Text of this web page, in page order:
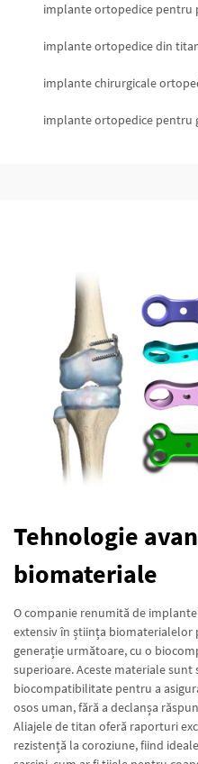
implante ortopedice pentru
implante ortopedice din
implante chirurgicale
implante ortopedice pentru
Tehnologie
biomateriale
O companie renumită de
extensiv în știința
generație următoare, cu o
superioare. Aceste materiale
biocompatibilitate pentru a
osos uman, fără a declanșa
Aliajele de titan oferă raporturi
rezistență la coroziune, fiind